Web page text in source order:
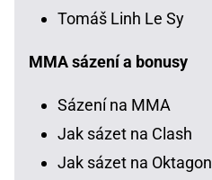
Tomáš Linh Le Sy
MMA sázení a bonusy
Sázení na MMA
Jak sázet na Clash
Jak sázet na Oktagon